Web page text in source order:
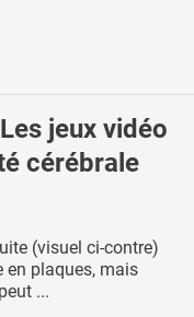
jeux vidéo
cérébrale
(visuel ci-contre)
en plaques, mais
...